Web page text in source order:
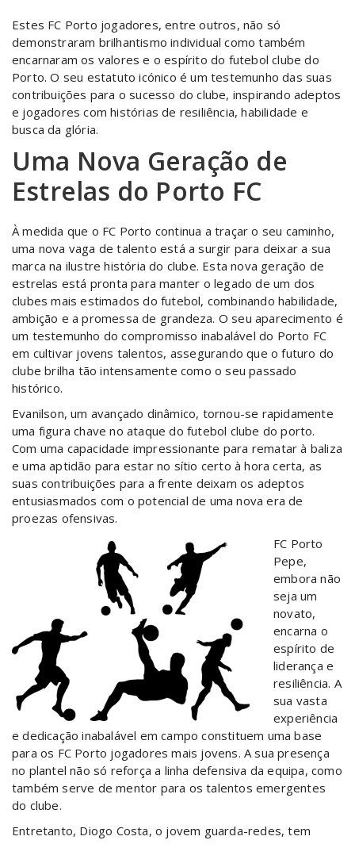
Estes FC Porto jogadores, entre outros, não só
demonstraram brilhantismo individual como também
encarnaram os valores e o espírito do futebol clube do
Porto. O seu estatuto icónico é um testemunho das suas
contribuições para o sucesso do clube, inspirando adeptos
e jogadores com histórias de resiliência, habilidade e
busca da glória.
Uma Nova Geração de
Estrelas do Porto FC
À medida que o FC Porto continua a traçar o seu caminho,
uma nova vaga de talento está a surgir para deixar a sua
marca na ilustre história do clube. Esta nova geração de
estrelas está pronta para manter o legado de um dos
clubes mais estimados do futebol, combinando habilidade,
ambição e a promessa de grandeza. O seu aparecimento é
um testemunho do compromisso inabalável do Porto FC
em cultivar jovens talentos, assegurando que o futuro do
clube brilha tão intensamente como o seu passado
histórico.
Evanilson, um avançado dinâmico, tornou-se rapidamente
uma figura chave no ataque do futebol clube do porto.
Com uma capacidade impressionante para rematar à baliza
e uma aptidão para estar no sítio certo à hora certa, as
suas contribuições para a frente deixam os adeptos
entusiasmados com o potencial de uma nova era de
proezas ofensivas.
FC Porto
Pepe,
embora não
seja um
novato,
encarna o
espírito de
liderança e
resiliência. A
sua vasta
experiência
e dedicação inabalável em campo constituem uma base
para os FC Porto jogadores mais jovens. A sua presença
no plantel não só reforça a linha defensiva da equipa, como
também serve de mentor para os talentos emergentes
do clube.
Entretanto, Diogo Costa, o jovem guarda-redes, tem